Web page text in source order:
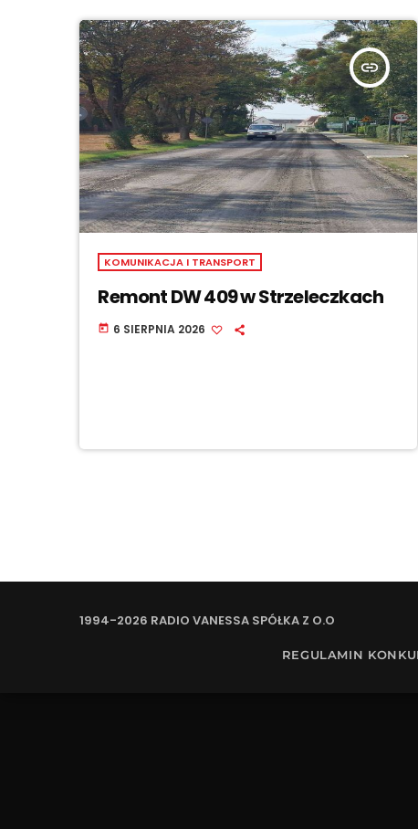
insert_link
KOMUNIKACJA I TRANSPORT
Remont DW 409 w Strzeleczkach
today 6 SIERPNIA 2026
1994-2026 RADIO VANESSA SPÓŁKA Z O.O
REGULAMIN